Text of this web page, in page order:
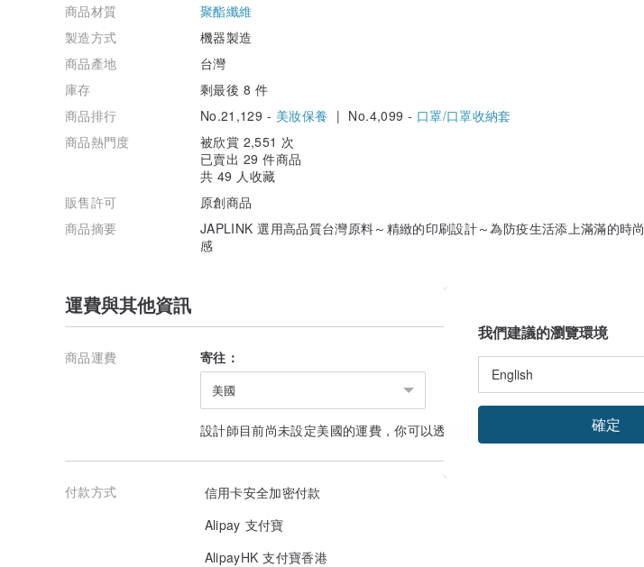
【 醫療器材商許可執照字號 】
* 醫療器材商名稱 巧蔻有限公司
* 醫療器材商地址 高雄市前鎮區后安路27號1樓
* 醫療器材商許可執照字號 高市衛藥販(鎮)字第6207363957號
* 醫療器材商諮詢專線電話 07-5836991
「消費者使用前應詳閱醫療器材說明書」
－－－－－－－－－－－－－－－－－－－－－－－－
商品材質
聚酯纖維
製造方式
機器製造
商品產地
台灣
庫存
剩最後 8 件
商品排行
No.21,129 - 美妝保養 | No.4,099 - 口罩/口罩收納套
商品熱門度
被欣賞 2,551 次
已賣出 29 件商品
共 49 人收藏
販售許可
原創商品
商品摘要
JAPLINK 選用高品質台灣原料～精緻的印刷設計～為防疫生活添上滿滿的時尚
感
運費與其他資訊
商品運費 寄往：
美國
設計師目前尚未設定美國的運費，你可以透過 討論合適的運送方式
付款方式
信用卡安全加密付款
Alipay 支付寶
AlipayHK 支付寶香港
我們建議的瀏覽環境
確定